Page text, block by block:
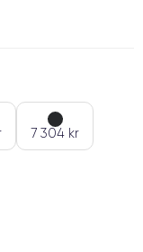
7 304 kr